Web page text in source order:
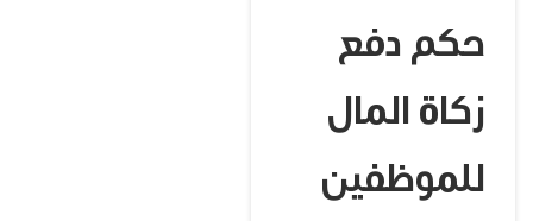
حكم دفع
زكاة المال
للموظفين